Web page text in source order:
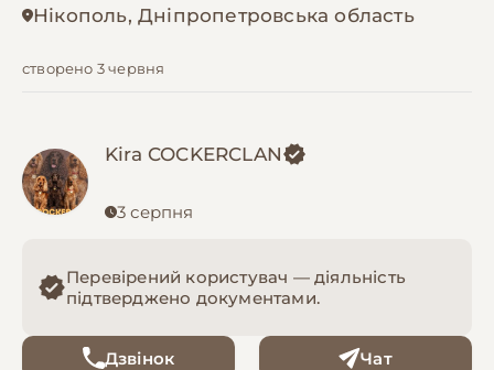
Нікополь, Дніпропетровська область
створено 3 червня
Kira COCKERCLAN
3 серпня
Перевірений користувач — діяльність
підтверджено документами.
Дзвінок Чат